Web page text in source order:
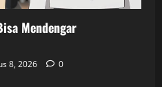
Mendengar
8, 2026 0